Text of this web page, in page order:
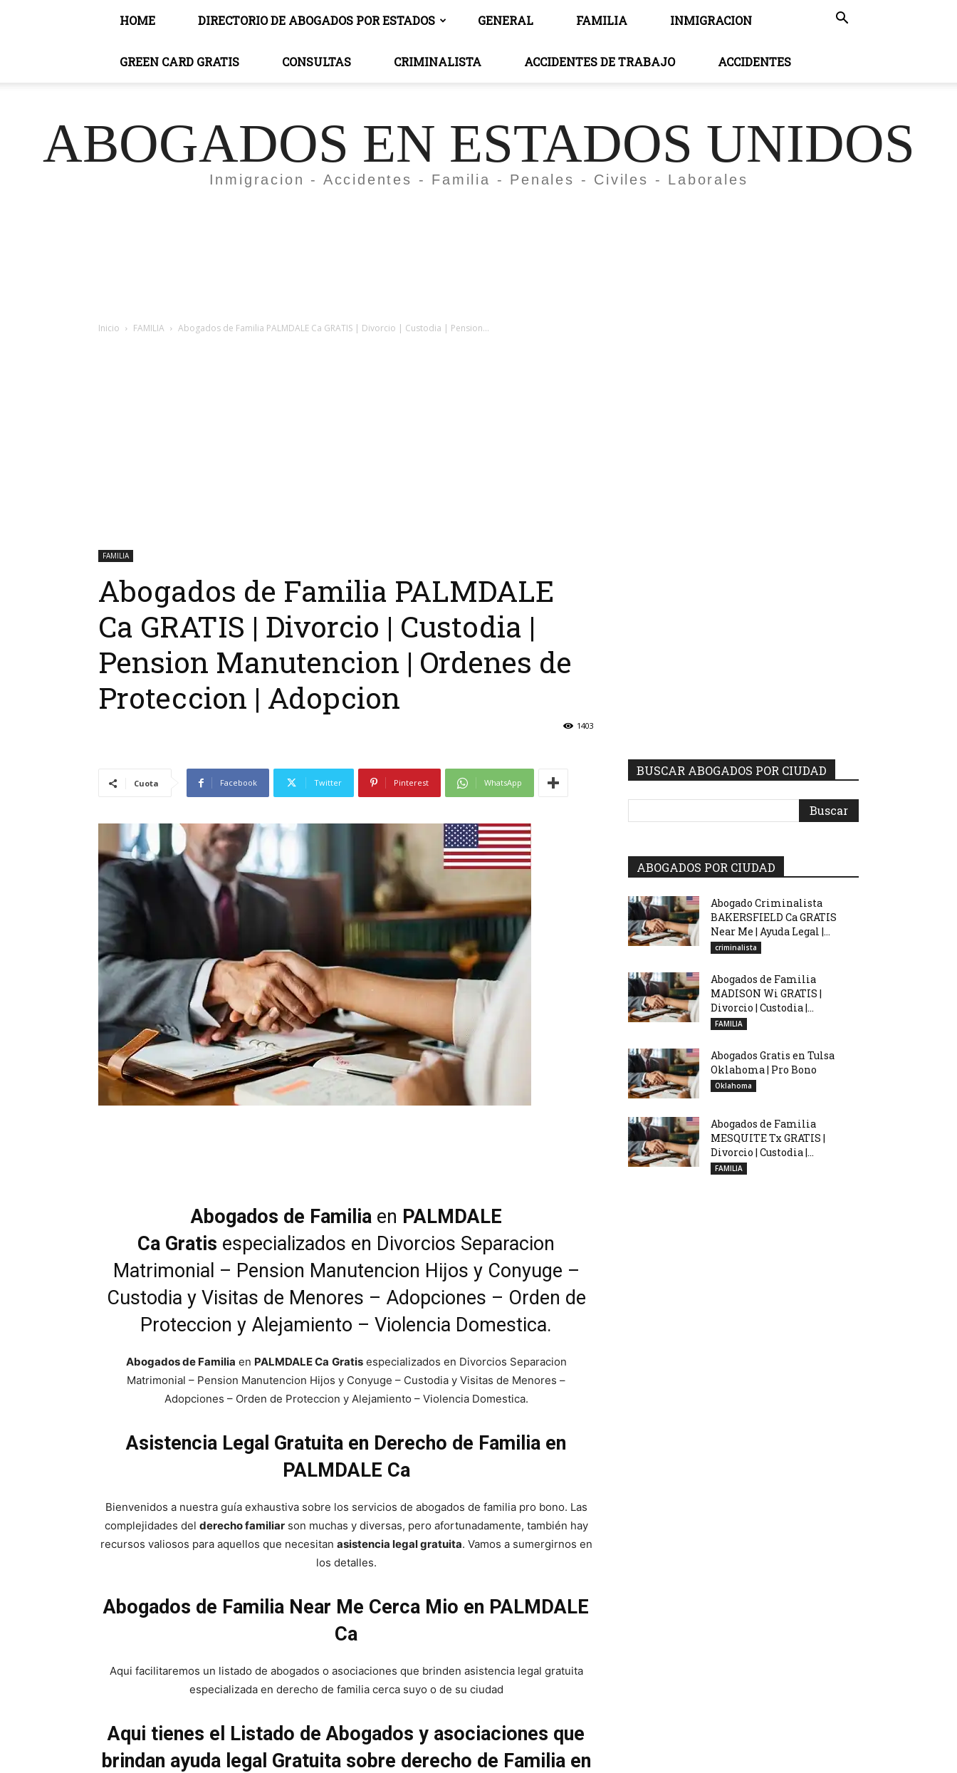
HOME DIRECTORIO DE ABOGADOS POR ESTADOS GENERAL FAMILIA INMIGRACION
GREEN CARD GRATIS CONSULTAS CRIMINALISTA ACCIDENTES DE TRABAJO ACCIDENTES
ABOGADOS EN ESTADOS UNIDOS
Inmigracion - Accidentes - Familia - Penales - Civiles - Laborales
Inicio FAMILIA Abogados de Familia PALMDALE Ca GRATIS | Divorcio | Custodia | Pension...
FAMILIA
Abogados de Familia PALMDALE
Ca GRATIS | Divorcio | Custodia |
Pension Manutencion | Ordenes de
Proteccion | Adopcion
1403
Cuota Facebook Twitter Pinterest WhatsApp
Abogados de Familiaen PALMDALE
Ca Gratis especializados en Divorcios Separacion
Matrimonial – Pension Manutencion Hijos y Conyuge –
Custodia y Visitas de Menores – Adopciones – Orden de
Proteccion y Alejamiento – Violencia Domestica.
Abogados de Familia en PALMDALE Ca Gratisespecializados en Divorcios Separacion
Matrimonial – Pension Manutencion Hijos y Conyuge – Custodia y Visitas de Menores –
Adopciones – Orden de Proteccion y Alejamiento – Violencia Domestica.
Asistencia Legal Gratuita en Derecho de Familia en
PALMDALE Ca
Bienvenidos a nuestra guía exhaustiva sobre los servicios de abogados de familia pro bono. Las
complejidades del derecho familiarson muchas y diversas, pero afortunadamente, también hay
recursos valiosos para aquellos que necesitan asistencia legal gratuita. Vamos a sumergirnos en
los detalles.
Abogados de Familia Near Me Cerca Mio en PALMDALE
Ca
Aqui facilitaremos un listado de abogados o asociaciones que brinden asistencia legal gratuita
especializada en derecho de familia cerca suyo o de su ciudad
Aqui tienes el Listado de Abogados y asociaciones que
brindan ayuda legal Gratuita sobre derecho de Familia en
BUSCAR ABOGADOS POR CIUDAD
ABOGADOS POR CIUDAD
Abogado Criminalista
BAKERSFIELD Ca GRATIS
Near Me | Ayuda Legal |...
criminalista
Abogados de Familia
MADISON Wi GRATIS |
Divorcio | Custodia |...
FAMILIA
Abogados Gratis en Tulsa
Oklahoma | Pro Bono
Oklahoma
Abogados de Familia
MESQUITE Tx GRATIS |
Divorcio | Custodia |...
FAMILIA